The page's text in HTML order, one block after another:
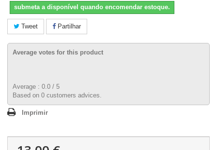
submeta a disponível quando encomendar estoque.
Tweet Partilhar
Average votes for this product
Average : 0.0 / 5
Based on 0 customers advices.
Imprimir